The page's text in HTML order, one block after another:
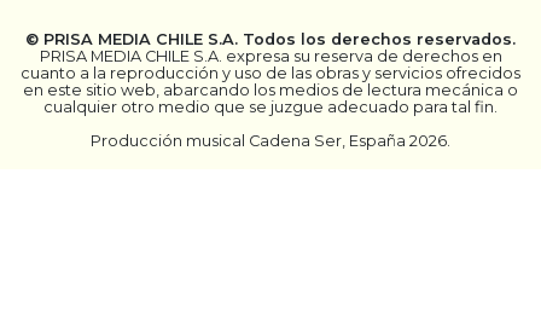
© PRISA MEDIA CHILE S.A. Todos los derechos reservados.
PRISA MEDIA CHILE S.A. expresa su reserva de derechos en
cuanto a la reproducción y uso de las obras y servicios ofrecidos
en este sitio web, abarcando los medios de lectura mecánica o
cualquier otro medio que se juzgue adecuado para tal fin.
Producción musical Cadena Ser, España 2026.